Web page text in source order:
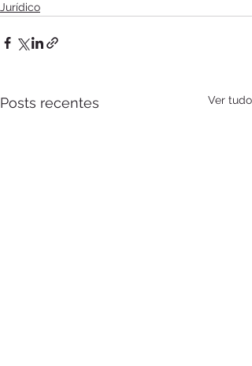
Jurídico
Posts recentes Ver tudo